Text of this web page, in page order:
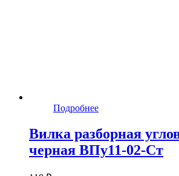
Подробнее
Вилка разборная
черная ВПу11-02-Ст